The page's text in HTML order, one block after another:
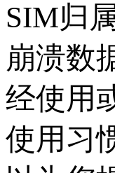
SIM归
崩溃数
经使用
使用习